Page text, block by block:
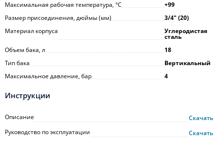
Максимальная рабочая температура, °С
+99
Размер присоединения, дюймы (мм)
3/4ʺ (20)
Материал корпуса
Углеродистая
сталь
Объем бака, л
18
Тип бака
Вертикальный
Максимальное давление, бар
4
Инструкции
Описание
Скачать
Руководство по эксплуатации
Скачать